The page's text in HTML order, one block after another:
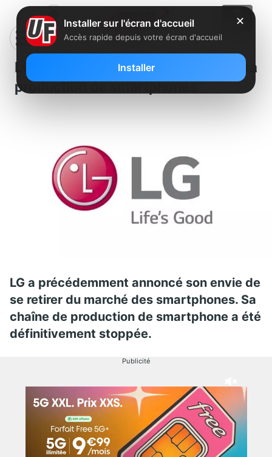
LG arrête définitivement sa
production de smartphones
LG a précédemment annoncé son envie de
se retirer du marché des smartphones. Sa
chaîne de production de smartphone a été
définitivement stoppée.
Publicité
✕
Installer sur l'écran d'accueil
Accès rapide depuis votre écran d'accueil
Installer